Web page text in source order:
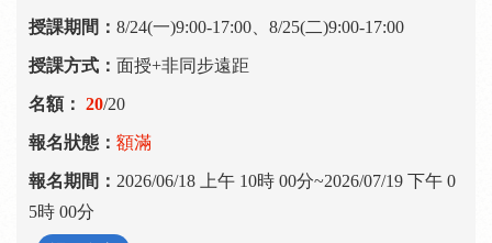
8/24(一)9:00-17:00、8/25(二)9:00-17:00
面授+非同步遠距
20/20
額滿
2026/06/18 上午 10時 00分~2026/07/19 下午 0
5時 00分